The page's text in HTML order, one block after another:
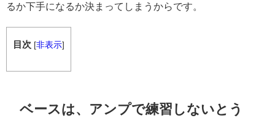
るか下手になるか決まってしまうからです。
目次 [非表示]
ベースは、アンプで練習しないとう